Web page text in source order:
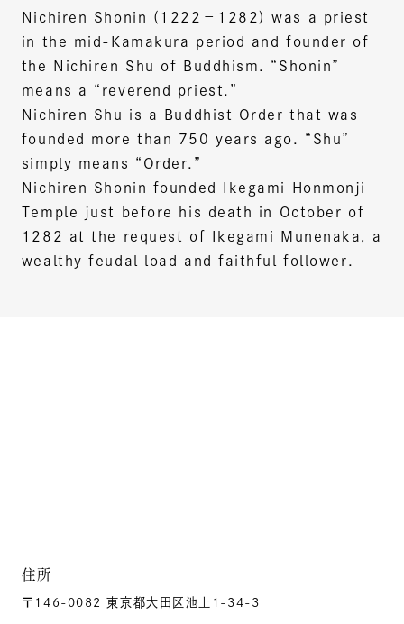
Nichiren Shonin (1222－1282) was a priest
in the mid-Kamakura period and founder of
the Nichiren Shu of Buddhism. “Shonin”
means a “reverend priest.”
Nichiren Shu is a Buddhist Order that was
founded more than 750 years ago. “Shu”
simply means “Order.”
Nichiren Shonin founded Ikegami Honmonji
Temple just before his death in October of
1282 at the request of Ikegami Munenaka, a
wealthy feudal load and faithful follower.
住所
〒146-0082 東京都大田区池上1-34-3